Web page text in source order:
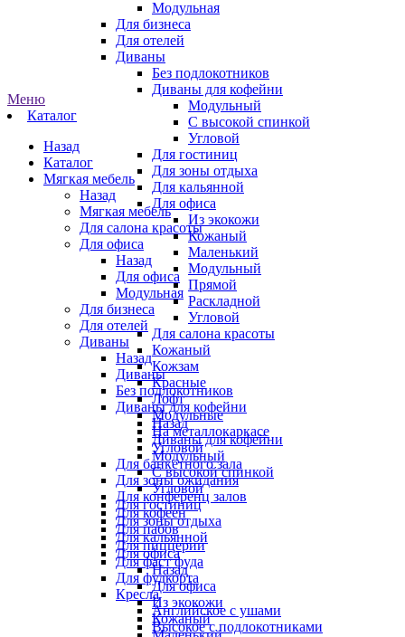
Модульная
Для бизнеса
Для отелей
Диваны
Без подлокотников
Диваны для кофейни
Модульный
С высокой спинкой
Угловой
Для гостиниц
Для зоны отдыха
Для кальянной
Для офиса
Из экокожи
Кожаный
Маленький
Модульный
Прямой
Раскладной
Угловой
Для салона красоты
Кожаный
Кожзам
Красные
Лофт
Модульные
На металлокаркасе
Угловой
Для банкетного зала
Для зоны ожидания
Для конференц залов
Для кофеен
Для пабов
Для пиццерии
Для фаст фуда
Для фудкорта
Кресла
Английское с ушами
Высокое с подлокотниками
Меню
Каталог
Назад
Каталог
Мягкая мебель
Назад
Мягкая мебель
Для салона красоты
Для офиса
Назад
Для офиса
Модульная
Для бизнеса
Для отелей
Диваны
Назад
Диваны
Без подлокотников
Диваны для кофейни
Назад
Диваны для кофейни
Модульный
С высокой спинкой
Угловой
Для гостиниц
Для зоны отдыха
Для кальянной
Для офиса
Назад
Для офиса
Из экокожи
Кожаный